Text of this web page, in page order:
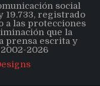
social
19.733, registrado
a las protecciones
que la
prensa escrita y
2026